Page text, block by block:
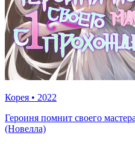
Корея • 2022
Героиня помнит своего
(Новелла)